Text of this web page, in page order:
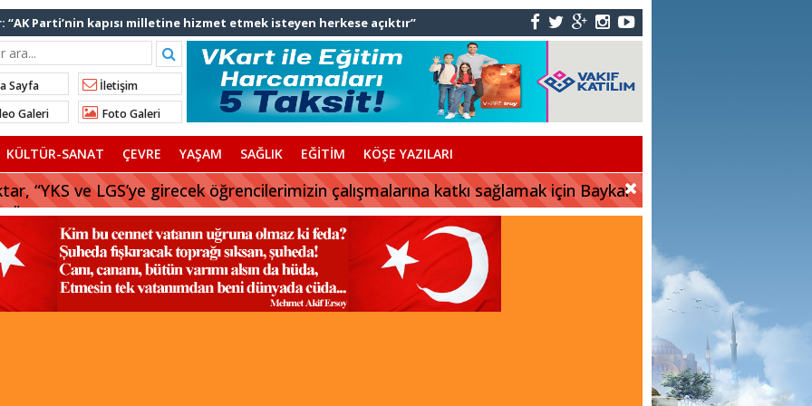
“AK Parti’nin kapısı milletine hizmet etmek isteyen herkese açıktır”
talimatla hakkımda karalama kampanyası yürütülüyor”
başkanlarından İl Başkanı Özdemir’e ziyaret
Bingöl’den İBB’ye tepki
Çerkez AK Parti’ye katıldı
AK Parti’ye katılıyor
çökmesine ilişkin açıklama
Sayfa
İletişim
Galeri
Foto Galeri
KÜLTÜR-SANAT ÇEVRE YAŞAM SAĞLIK EĞİTİM KÖŞE YAZILARI
“YKS ve LGS’ye girecek öğrencilerimizin çalışmalarına katkı sağlamak için Baykar